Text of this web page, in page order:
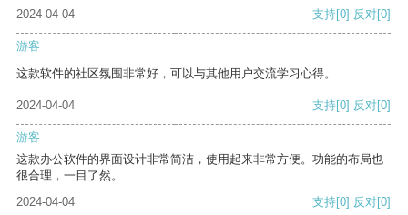
2024-04-04 支持[0] 反对[0]
游客
这款软件的社区氛围非常好，可以与其他用户交流学习心得。
2024-04-04 支持[0] 反对[0]
游客
这款办公软件的界面设计非常简洁，使用起来非常方便。功能的布局也
很合理，一目了然。
2024-04-04
支持[0] 反对[0]